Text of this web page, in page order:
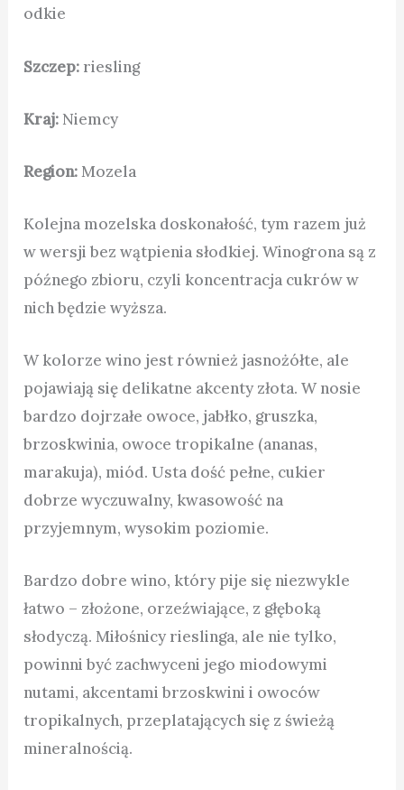
odkie
Szczep: riesling
Kraj: Niemcy
Region:Mozela
Kolejna mozelska doskonałość, tym razem już
w wersji bez wątpienia słodkiej. Winogrona są z
późnego zbioru, czyli koncentracja cukrów w
nich będzie wyższa.
W kolorze wino jest również jasnożółte, ale
pojawiają się delikatne akcenty złota. W nosie
bardzo dojrzałe owoce, jabłko, gruszka,
brzoskwinia, owoce tropikalne (ananas,
marakuja), miód. Usta dość pełne, cukier
dobrze wyczuwalny, kwasowość na
przyjemnym, wysokim poziomie.
Bardzo dobre wino, który pije się niezwykle
łatwo – złożone, orzeźwiające, z głęboką
słodyczą. Miłośnicy rieslinga, ale nie tylko,
powinni być zachwyceni jego miodowymi
nutami, akcentami brzoskwini i owoców
tropikalnych, przeplatających się z świeżą
mineralnością.